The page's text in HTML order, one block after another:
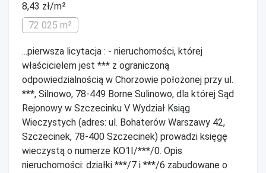
8,43 zł/m²
72 025 m²
...pierwsza licytacja : - nieruchomości, której
właścicielem jest *** z ograniczoną
odpowiedzialnością w Chorzowie położonej przy ul.
***, Silnowo, 78-449 Borne Sulinowo, dla której Sąd
Rejonowy w Szczecinku V Wydział Ksiąg
Wieczystych (adres: ul. Bohaterów Warszawy 42,
Szczecinek, 78-400 Szczecinek) prowadzi księgę
wieczystą o numerze KO1I/***/0. Opis
nieruchomości: działki ***/7 i ***/6 zabudowane o